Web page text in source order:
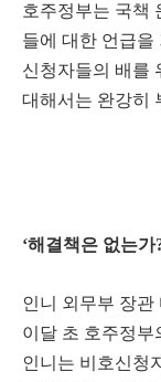
호주정부는 국책
들에 대한 언급을
신청자들의 배를
대해서는 완강히
‘해결책은 없는가
인니 외무부 장관
이달 초 호주정부
인니는 비호신청